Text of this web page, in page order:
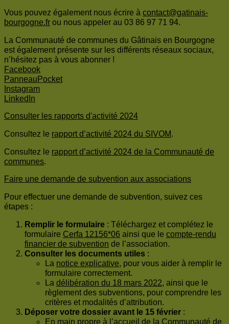
Vous pouvez également nous écrire à contact@gatinais-
bourgogne.fr ou nous appeler au 03 86 97 71 94.
La Communauté de communes du Gâtinais en Bourgogne
est également présente sur les différents réseaux sociaux,
n’hésitez pas à vous abonner !
Facebook
PanneauPocket
Instagram
LinkedIn
Consulter les rapports d'activité 2024
Consultez le rapport d’activité 2024 du SIVOM.
Consultez le rapport d’activité 2024 de la Communauté de
communes.
Faire une demande de subvention aux associations
Pour effectuer une demande de subvention, suivez ces
étapes :
Remplir le formulaire : Téléchargez et complétez le
formulaire Cerfa 12156*06 ainsi que le compte-rendu
financier de subvention de l’association.
Consulter les documents utiles :
La notice explicative, pour vous aider à remplir le
formulaire correctement.
La délibération du 18 mars 2022, ainsi que le
règlement des subventions, pour comprendre les
critères et modalités d’attribution.
Déposer votre dossier avant le 15 février :
En main propre à l’accueil de la Communauté de